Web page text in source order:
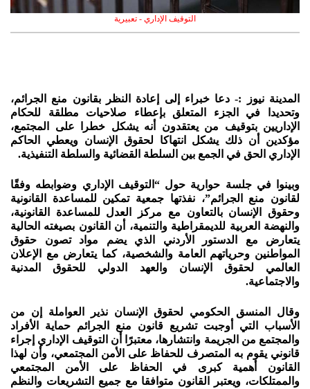
التوقيف الإداري - تعبيرية
المدينة نيوز :- دعا خبراء إلى إعادة النظر بقانون منع الجرائم،
وتحديدا في الجزء المتعلق بإعطاء صلاحيات مطلقة للحكام
الإداريين بتوقيف من يعتقدون أنه يشكل خطرا على المجتمع،
مؤكدين أن ذلك يشكل انتهاكا لحقوق الإنسان ويعطي الحاكم
الإداري الحق في الجمع بين السلطة القضائية والسلطة التنفيذية.
وبينوا في جلسة حوارية حول “التوقيف الإداري وضوابطه وفقًا
لقانون منع الجرائم”، نفذتها جمعية تمكين للمساعدة القانونية
وحقوق الإنسان بالتعاون مع مركز العدل للمساعدة القانونية،
والنهضة العربية للديمقراطية والتنمية، أن القانون بصيغته الحالية
يتعارض مع الدستور الأردني الذي يضم مواد تصون حقوق
المواطنين وحرياتهم العامة والشخصية، كما يتعارض مع الإعلان
العالمي لحقوق الإنسان والعهد الدولي للحقوق المدنية
والاجتماعية.
وقال المنسق الحكومي لحقوق الإنسان نذير العواملة إن من
الأسباب التي أوجبت تشريع قانون منع الجرائم حماية الأفراد
والمجتمع من الجريمة وانتشارها، معتبرًا أن التوقيف الإداري إجراء
قانوني يقوم به المتصرف للحفاظ على الأمن المجتمعي، وأن لهذا
القانون أهمية كبرى في الحفاظ على الأمن المجتمعي
والممتلكات، ويعتبر القانون متوافقا مع جميع التشريعات والنظم